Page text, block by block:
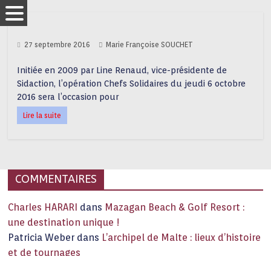
27 septembre 2016 Marie Françoise SOUCHET
Initiée en 2009 par Line Renaud, vice-présidente de
Sidaction, l’opération Chefs Solidaires du jeudi 6 octobre
2016 sera l’occasion pour
Lire la suite
COMMENTAIRES
Charles HARARI dans Mazagan Beach & Golf Resort :
une destination unique !
Patricia Weber dans L’archipel de Malte : lieux d’histoire
et de tournages